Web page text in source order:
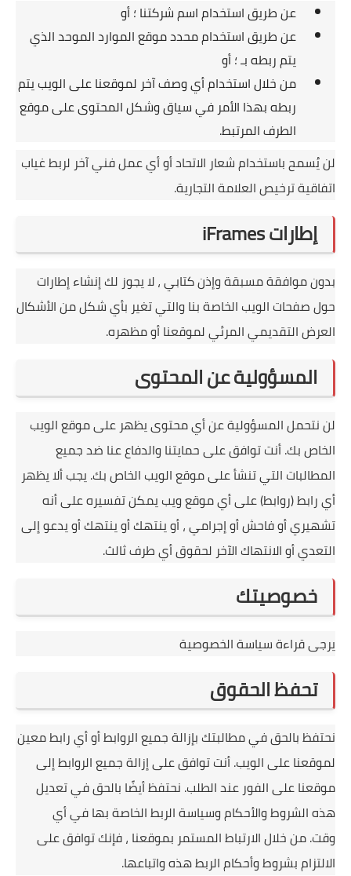
عن طريق استخدام اسم شركتنا ؛أو
عن طريق استخدام محدد موقع الموارد الموحد الذي
يتم ربطه بـ ؛أو
من خلال استخدام أي وصف آخر لموقعنا على الويب يتم
ربطه بهذا الأمر في سياق وشكل المحتوى على موقع
الطرف المرتبط.
لن يُسمح باستخدام شعار الاتحاد أو أي عمل فني آخر لربط غياب
اتفاقية ترخيص العلامة التجارية.
إطارات iFrames
بدون موافقة مسبقة وإذن كتابي ، لا يجوز لك إنشاء إطارات
حول صفحات الويب الخاصة بنا والتي تغير بأي شكل من الأشكال
العرض التقديمي المرئي لموقعنا أو مظهره.
المسؤولية عن المحتوى
لن نتحمل المسؤولية عن أي محتوى يظهر على موقع الويب
الخاص بك.أنت توافق على حمايتنا والدفاع عنا ضد جميع
المطالبات التي تنشأ على موقع الويب الخاص بك.يجب ألا يظهر
أي رابط (روابط) على أي موقع ويب يمكن تفسيره على أنه
تشهيري أو فاحش أو إجرامي ، أو ينتهك أو ينتهك أو يدعو إلى
التعدي أو الانتهاك الآخر لحقوق أي طرف ثالث.
خصوصيتك
يرجى قراءة سياسة الخصوصية
تحفظ الحقوق
نحتفظ بالحق في مطالبتك بإزالة جميع الروابط أو أي رابط معين
لموقعنا على الويب.أنت توافق على إزالة جميع الروابط إلى
موقعنا على الفور عند الطلب. نحتفظ أيضًا بالحق في تعديل
هذه الشروط والأحكام وسياسة الربط الخاصة بها في أي
وقت.من خلال الارتباط المستمر بموقعنا ، فإنك توافق على
الالتزام بشروط وأحكام الربط هذه واتباعها.